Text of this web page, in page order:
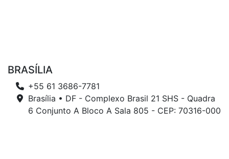
BRASÍLIA
+55 61 3686-7781
Brasília • DF - Complexo Brasil 21 SHS - Quadra
6 Conjunto A Bloco A Sala 805 - CEP: 70316-000